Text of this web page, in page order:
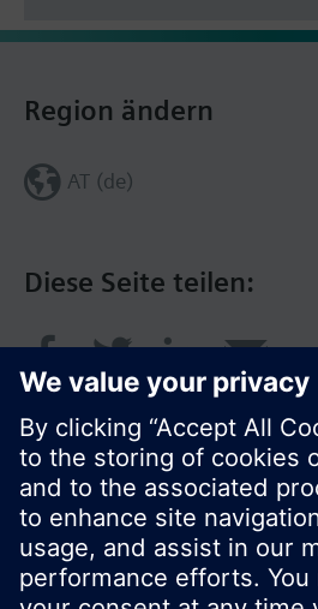
Diese Seite teilen:
Region ändern
AT (de)
© Siemens Schweiz AG 2016